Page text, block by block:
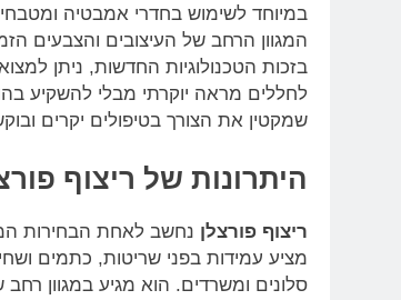
במיוחד לשימוש בחדרי אמבטיה
המגוון הרחב של העיצובים והצבעים
בזכות הטכנולוגיות החדשות, ניתן
לחללים מראה יוקרתי מבלי להשקיע
שמקטין את הצורך בטיפולים יקרים
היתרונות של ריצוף
ריצוף פורצלן נחשב לאחת הבחירות
מציע עמידות בפני שריטות, כתמים
סלונים ומשרדים. הוא מגיע במגוון רחב